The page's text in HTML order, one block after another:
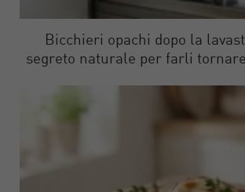
Bicchieri opachi dopo la
segreto naturale per farli